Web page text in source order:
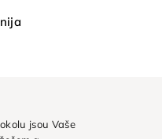
jsou Vaše